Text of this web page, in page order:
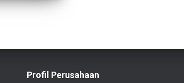
Profil Perusahaan